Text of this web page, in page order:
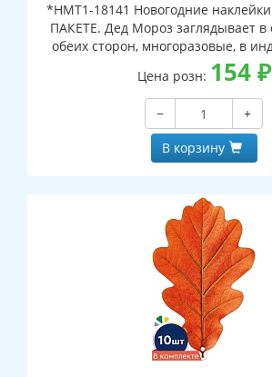
*НМТ1-18141 Новогодние
ПАКЕТЕ. Дед Мороз заглядывает в
обеих сторон, многоразовые, в
упаковке, с европодвесом и
Цена розн: 154₽
−
+
В корзину